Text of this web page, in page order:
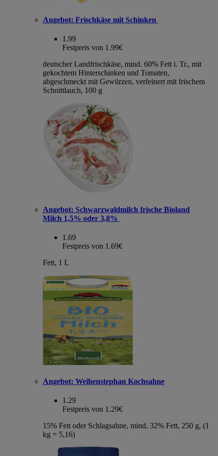
Angebot: Frischkäse mit Schinken
1.99
Festpreis von 1.99€
deutscher Landfrischkäse, mind. 60% Fett i. Tr., mit
gekochtem Hinterschinken und Tomaten,
abgeschmeckt mit Gewürzen, verfeinert mit frischem
Schnittlauch, 100 g
Angebot: Schwarzwaldmilch frische Bioland
Milch 1,5% oder 3,8%
1.69
Festpreis von 1.69€
Fett, 1 L
Angebot: Weihenstephan Kochsahne
1.29
Festpreis von 1.29€
15% Fett oder Schlagsahne, mind. 32% Fett, 250 g, (1
kg = 5,16)